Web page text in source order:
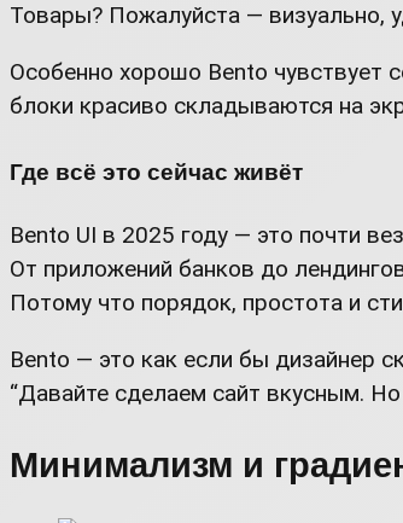
Товары? Пожалуйста — визуально,
Особенно хорошо Bento чувствует
блоки красиво складываются на
Где всё это сейчас живёт
Bento UI в 2025 году — это почти
От приложений банков до
Потому что порядок, простота и
Bento — это как если бы дизайнер
“Давайте сделаем сайт вкусным. Но
Минимализм и